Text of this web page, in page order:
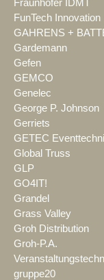
Fraunhofer IDMT
FunTech Innovation
GAHRENS +
Gardemann
Gefen
GEMCO
Genelec
George P. Johnson
Gerriets
GETEC
Global Truss
GLP
GO4IT!
Grandel
Grass Valley
Groh Distribution
Groh-P.A.
gruppe20